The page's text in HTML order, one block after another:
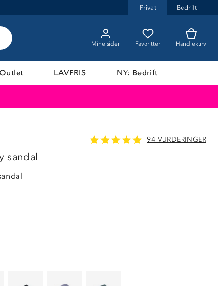
Privat Bedrift
Mine sider Favoritter Handlekurv
LAVPRIS NY: Bedrift
94 VURDERINGER
sandal